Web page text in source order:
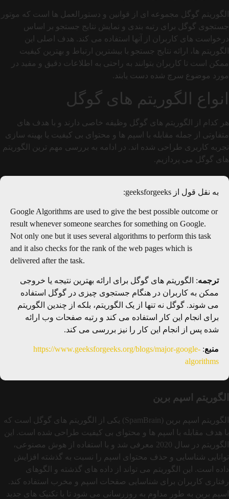
الگوریتم گوگل مجموعه ای از قوانین و دستورالعمل‌ ها است که موتور
جستجوی گوگل برای رتبه‌ بندی و نمایش نتایج جستجو بر اساس
درخواست‌ های کاربران از آنها استفاده می‌ کند. هدف اصلی این
الگوریتم‌ ها، ارائه نتایج جستجو با بیشترین ارتباط و بهترین کیفیت
ممکن است تا کاربران بتوانند به راحتی به اطلاعات دقیق و مفید در
مورد موضوع سرچ شده دست یابند.
انواع الگوریتم های گوگل
هر کدام از الگوریتم های گوگل وظیفه خاصی دارند و با هدف های
متفاوتی از جمله مقابله با اسپم‌ ها و محتوای بی‌ کیفیت یا بهینه‌ سازی
تجربه کاربری طراحی شده‌ اند. در ادامه به بررسی مهم ترین الگوریتم
های گوگل می پردازیم.
به نقل قول از geeksforgeeks:
Google Algorithms are used to give the best possible outcome or
result whenever someone searches for something on Google.
Not only one but it uses several algorithms to perform this task
and it also checks for the rank of the web pages which is
delivered after the task.
ترجمه: الگوریتم‌ های گوگل برای ارائه بهترین نتیجه یا خروجی
ممکن به کاربران در هنگام جستجوی چیزی در گوگل استفاده
می‌ شوند. گوگل نه تنها از یک الگوریتم، بلکه از چندین الگوریتم
برای انجام این کار استفاده می‌ کند و رتبه صفحات وب ارائه
شده پس از انجام این کار را نیز بررسی می‌ کند.
منبع:
https://www.geeksforgeeks.org/blogs/major-google-
algorithms
الگوریتم اسپم برین
الگوریتم اسپم برین (SpamBrain) یکی از الگوریتم‌ های گوگل است که
با هدف مقابله با اسپم‌ ها و محتوای بی‌ کیفیت طراحی شده است. این
الگوریتم در سال 2020 معرفی شد و با استفاده از هوش مصنوعی،
توانایی شناسایی و حذف محتوای اسپم را نسبت به گذشته افزایش
داده است. این الگوریتم می‌ تواند از داده‌ های گذشته و الگوهای
رفتاری کاربران برای شناسایی صفحات اسپم و مخرب استفاده کند.
اسپم برین به‌ طور مداوم به‌ روزرسانی می‌ شود تا با تکنیک‌ های جدید